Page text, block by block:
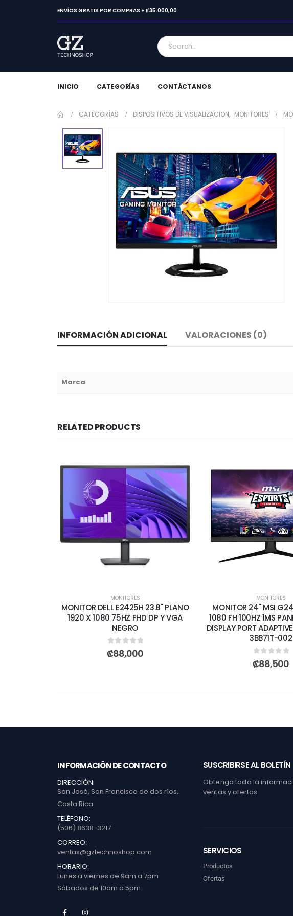
ENVÍOS GRATIS POR COMPRAS + ₡35.000,00
INICIO CATEGORÍAS CONTÁCTANOS
CATEGORÍAS DISPOSITIVOS DE VISUALIZACION, MONITORES
INFORMACIÓN ADICIONAL VALORACIONES (0)
Marca
RELATED PRODUCTS
MONITORES
MONITOR DELL E2425H 23.8" PLANO
1920 X 1080 75HZ FHD DP Y VGA
NEGRO
0out of 5
₡88,000
MONITORES
MONITOR 24" MSI
1080 FH 100HZ 1MS
DISPLAY PORT
3BB71T-002
0out of 5
₡88,500
INFORMACIÓN DE CONTACTO
DIRECCIÓN:
San José, San Francisco de dos ríos,
Costa Rica.
TELÉFONO:
(506) 8638-3217
CORREO:
ventas@gztechnoshop.com
HORARIO:
Lunes a viernes de 9am a 7pm
Sábados de 10am a 5pm
SUSCRIBIRSE AL BOLETÍN
Obtenga toda la
ventas y ofertas
SERVICIOS
Productos
Ofertas